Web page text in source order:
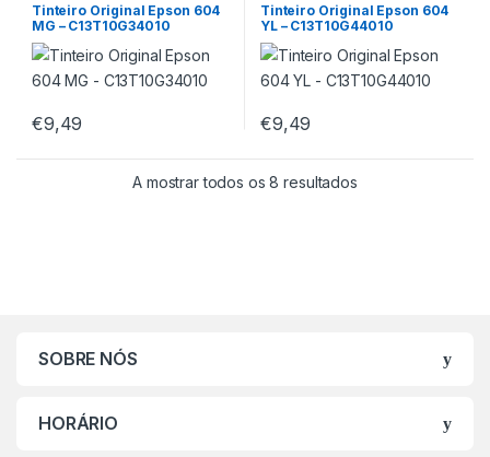
Tinteiro Original Epson 604
MG – C13T10G34010
€9,49
Tinteiro Original Epson 604
YL – C13T10G44010
€9,49
A mostrar todos os 8 resultados
SOBRE NÓS
HORÁRIO